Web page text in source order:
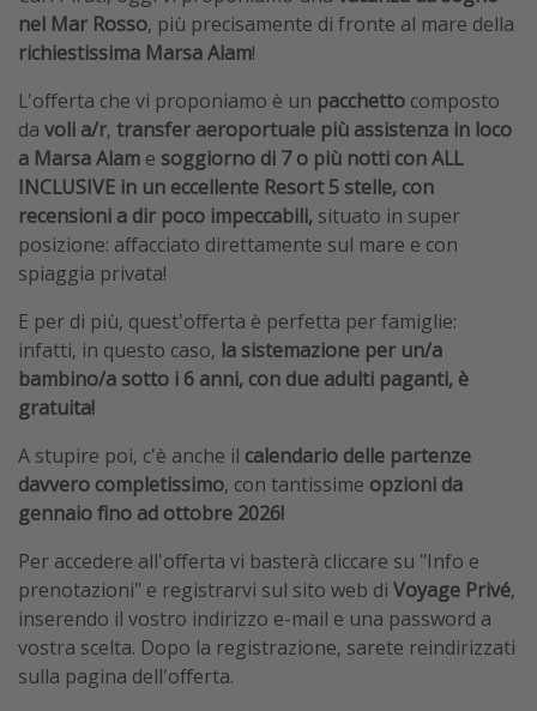
nel Mar Rosso, più precisamente di fronte al mare della
richiestissima Marsa Alam!
L'offerta che vi proponiamo è un pacchetto composto
da voli a/r, transfer aeroportuale più assistenza in loco
a Marsa Alam e soggiorno di 7 o più notti con ALL
INCLUSIVE in un eccellente Resort 5 stelle, con
recensioni a dir poco impeccabili, situato in super
posizione: affacciato direttamente sul mare e con
spiaggia privata!
E per di più, quest'offerta è perfetta per famiglie:
infatti, in questo caso, la sistemazione per un/a
bambino/a sotto i 6 anni, con due adulti paganti, è
gratuita!
A stupire poi, c'è anche il calendario delle partenze
davvero completissimo, con tantissime opzioni da
gennaio fino ad ottobre 2026!
Per accedere all'offerta vi basterà cliccare su "Info e
prenotazioni" e registrarvi sul sito web di Voyage Privé,
inserendo il vostro indirizzo e-mail e una password a
vostra scelta. Dopo la registrazione, sarete reindirizzati
sulla pagina dell'offerta.